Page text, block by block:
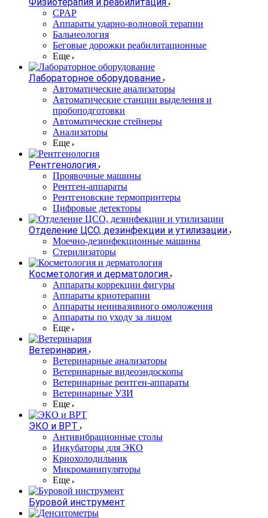
CPAP
Аппараты ударно-волновой терапии
Бальнеология
Беговые дорожки реабилитационные
Еще
Лабораторное оборудование
Автоматические анализаторы
Автоматические станции выделения и
пробоподготовки
Автоматические стейнеры
Анализаторы
Еще
Рентгенология
Проявочные машины
Рентген-аппараты
Рентгеновские термопринтеры
Цифровые детекторы
Отделение ЦСО, дезинфекции и утилизации
Моечно-дезинфекционные машины
Стерилизаторы
Косметология и дерматология
Аппараты коррекции фигуры
Аппараты криотерапии
Аппараты неинвазивного омоложения
Аппараты по уходу за лицом
Еще
Ветеринария
Ветеринарные анализаторы
Ветеринарные видеоэндоскопы
Ветеринарные рентген-аппараты
Ветеринарные УЗИ
Еще
ЭКО и ВРТ
Антивибрационные столы
Инкубаторы для ЭКО
Криохолодильник
Микроманипуляторы
Еще
Буровой инструмент